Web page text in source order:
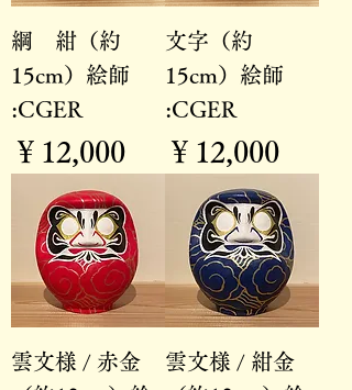
綱 紺（約
15cm）絵師
:CGER
価格
￥12,000
文字（約
15cm）絵師
:CGER
価格
￥12,000
雲文様 / 赤金
雲文様 / 紺金